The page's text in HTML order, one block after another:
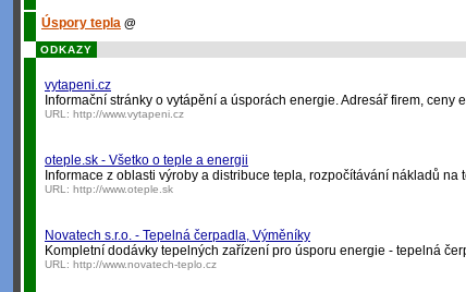
Úspory tepla @
ODKAZY
vytapeni.cz
Informační stránky o vytápění a úsporách energie. Adresář firem, ceny
URL: http://www.vytapeni.cz
oteple.sk - Všetko o teple a energii
Informace z oblasti výroby a distribuce tepla, rozpočítávání nákladů na
URL: http://www.oteple.sk
Novatech s.r.o. - Tepelná čerpadla, Výměníky
Kompletní dodávky tepelných zařízení pro úsporu energie - tepelná
URL: http://www.novatech-teplo.cz